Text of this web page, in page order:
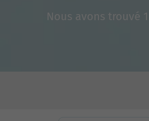
Nous avons trouvé